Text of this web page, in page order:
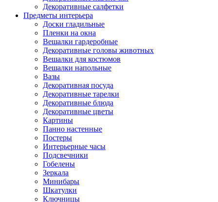
Декоративные салфетки
Предметы интерьера
Доски гладильные
Пленки на окна
Вешалки гардеробные
Декоративные головы животных
Вешалки для костюмов
Вешалки напольные
Вазы
Декоративная посуда
Декоративные тарелки
Декоративные блюда
Декоративные цветы
Картины
Панно настенные
Постеры
Интерьерные часы
Подсвечники
Гобелены
Зеркала
Минибары
Шкатулки
Ключницы